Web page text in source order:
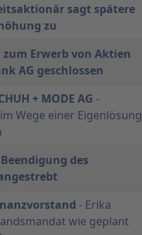
sagt spätere
zu
Erwerb von Aktien
AG geschlossen
+ MODE AG -
Wege einer Eigenlösung
des
- Erika
wie geplant